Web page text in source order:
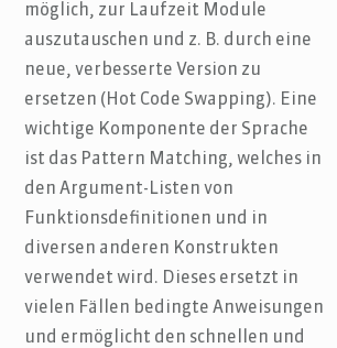
möglich, zur Laufzeit Module
auszutauschen und z. B. durch eine
neue, verbesserte Version zu
ersetzen (Hot Code Swapping). Eine
wichtige Komponente der Sprache
ist das Pattern Matching, welches in
den Argument-Listen von
Funktionsdefinitionen und in
diversen anderen Konstrukten
verwendet wird. Dieses ersetzt in
vielen Fällen bedingte Anweisungen
und ermöglicht den schnellen und